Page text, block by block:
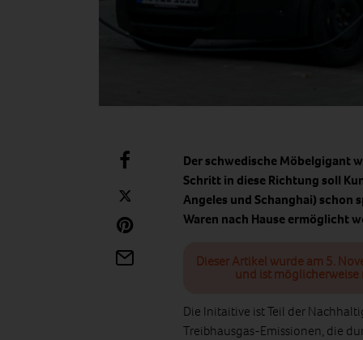
Der schwedische Möbelgigant
Schritt in diese Richtung soll
Angeles und Schanghai) schon
Waren nach Hause ermöglicht
Dieser Artikel wurde am 5.
und ist
Die Initaitive ist Teil der
Treibhausgas-Emissionen, die